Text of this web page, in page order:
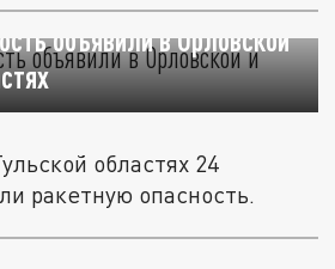
объявили в Орловской
областях 24
ракетную опасность.